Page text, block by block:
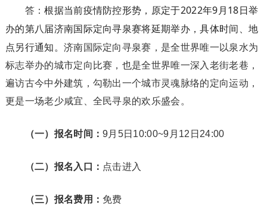
答：根据当前疫情防控形势，原定于2022年9月18日举
办的第八届济南国际定向寻泉赛将延期举办，具体时间、地
点另行通知。
济南国际定向寻泉赛，是全世界唯一以泉水为
标志举办的城市定向比赛，也是全世界唯一深入老街老巷，
遍访古今中外建筑，勾勒出一个城市灵魂脉络的定向运动，
更是一场老少咸宜、全民寻泉的欢乐盛会。
（一） 报名时间：9月5日10:00~9月12日24:00
（二） 报名入口： 点击进入
（三） 报名费用： 免费